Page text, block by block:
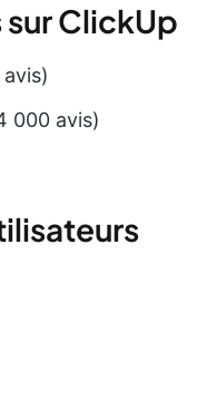
sur ClickUp
000 avis)